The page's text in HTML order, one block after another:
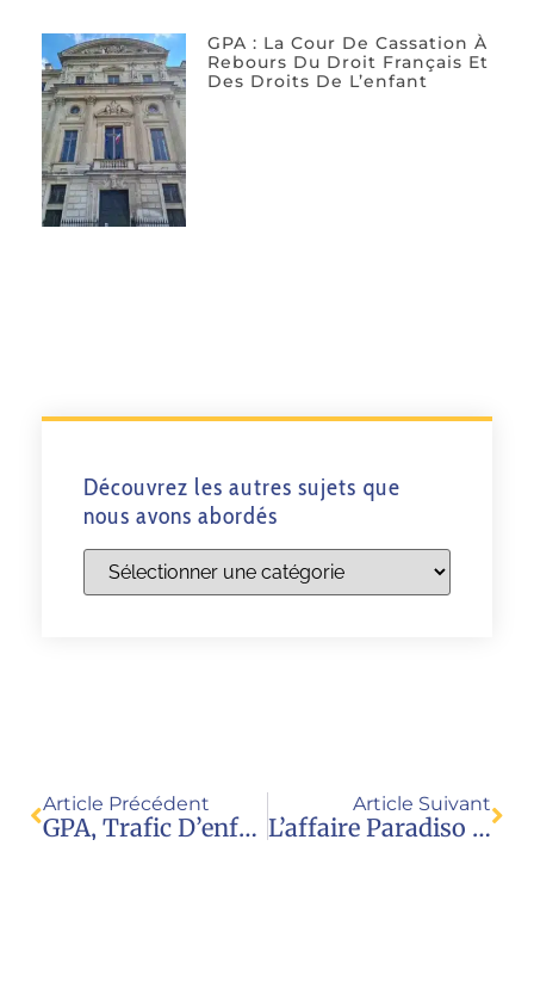
GPA : La Cour De Cassation À
Rebours Du Droit Français Et
Des Droits De L’enfant
Découvrez les autres sujets que
nous avons abordés
Article Précédent
GPA, Trafic D’enfants : Les Etats Attendent Le Soutien De La CEDH
Article Suivant
L’affaire Paradiso Sur La « Vente D’enfant Par GPA » Réexaminée Par La Grande Chambre De La CEDH